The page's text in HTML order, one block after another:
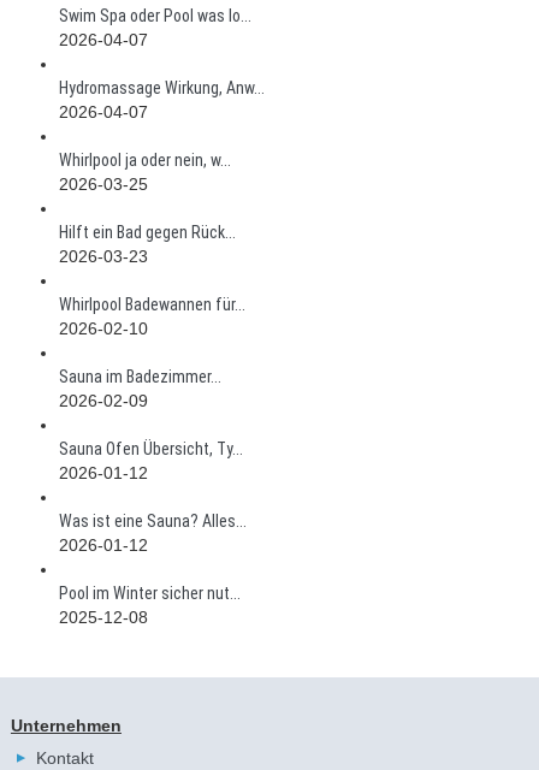
Swim Spa oder Pool was lo...
2026-04-07
Hydromassage Wirkung, Anw...
2026-04-07
Whirlpool ja oder nein, w...
2026-03-25
Hilft ein Bad gegen Rück...
2026-03-23
Whirlpool Badewannen für...
2026-02-10
Sauna im Badezimmer...
2026-02-09
Sauna Ofen Übersicht, Ty...
2026-01-12
Was ist eine Sauna? Alles...
2026-01-12
Pool im Winter sicher nut...
2025-12-08
Unternehmen
Kontakt